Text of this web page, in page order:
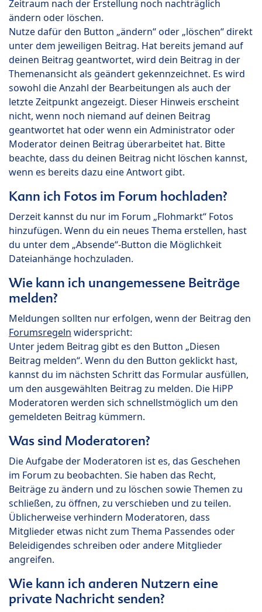
Zeitraum nach der Erstellung noch nachträglich
ändern oder löschen.
Nutze dafür den Button „ändern“ oder „löschen“ direkt
unter dem jeweiligen Beitrag. Hat bereits jemand auf
deinen Beitrag geantwortet, wird dein Beitrag in der
Themenansicht als geändert gekennzeichnet. Es wird
sowohl die Anzahl der Bearbeitungen als auch der
letzte Zeitpunkt angezeigt. Dieser Hinweis erscheint
nicht, wenn noch niemand auf deinen Beitrag
geantwortet hat oder wenn ein Administrator oder
Moderator deinen Beitrag überarbeitet hat. Bitte
beachte, dass du deinen Beitrag nicht löschen kannst,
wenn es bereits dazu eine Antwort gibt.
Kann ich Fotos im Forum hochladen?
Derzeit kannst du nur im Forum „Flohmarkt“ Fotos
hinzufügen. Wenn du ein neues Thema erstellen, hast
du unter dem „Absende“-Button die Möglichkeit
Dateianhänge hochzuladen.
Wie kann ich unangemessene Beiträge
melden?
Meldungen sollten nur erfolgen, wenn der Beitrag den
Forumsregeln widerspricht:
Unter jedem Beitrag gibt es den Button „Diesen
Beitrag melden“. Wenn du den Button geklickt hast,
kannst du im nächsten Schritt das Formular ausfüllen,
um den ausgewählten Beitrag zu melden. Die HiPP
Moderatoren werden sich schnellstmöglich um den
gemeldeten Beitrag kümmern.
Was sind Moderatoren?
Die Aufgabe der Moderatoren ist es, das Geschehen
im Forum zu beobachten. Sie haben das Recht,
Beiträge zu ändern und zu löschen sowie Themen zu
schließen, zu öffnen, zu verschieben und zu teilen.
Üblicherweise verhindern Moderatoren, dass
Mitglieder etwas nicht zum Thema Passendes oder
Beleidigendes schreiben oder andere Mitglieder
angreifen.
Wie kann ich anderen Nutzern eine
private Nachricht senden?